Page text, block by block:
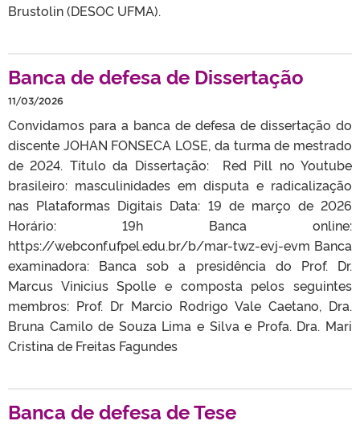
Brustolin (DESOC UFMA).
Banca de defesa de Dissertação
11/03/2026
Convidamos para a banca de defesa de dissertação do
discente JOHAN FONSECA LOSE, da turma de mestrado
de 2024. Título da Dissertação: Red Pill no Youtube
brasileiro: masculinidades em disputa e radicalização
nas Plataformas Digitais Data: 19 de março de 2026
Horário: 19h Banca online:
https://webconf.ufpel.edu.br/b/mar-twz-evj-evm Banca
examinadora: Banca sob a presidência do Prof. Dr.
Marcus Vinicius Spolle e composta pelos seguintes
membros: Prof. Dr Marcio Rodrigo Vale Caetano, Dra.
Bruna Camilo de Souza Lima e Silva e Profa. Dra. Mari
Cristina de Freitas Fagundes
Banca de defesa de Tese